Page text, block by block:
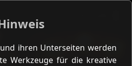
ihren Unterseiten werden
Werkzeuge für die kreative